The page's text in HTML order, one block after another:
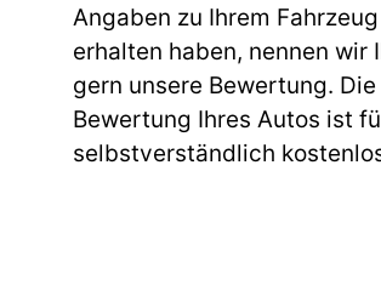
Angaben zu Ihrem Fahrzeug
erhalten haben, nennen wir
gern unsere Bewertung. Die
Bewertung Ihres Autos ist
selbstverständlich